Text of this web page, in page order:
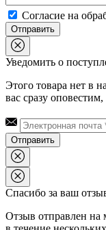
Согласие на
Отправить
Уведомить о
Этого товара нет в
вас сразу
Отправить
Спасибо за ваш
Отзыв отправлен на